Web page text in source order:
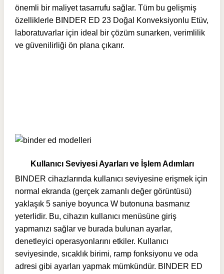
önemli bir maliyet tasarrufu sağlar. Tüm bu gelişmiş
özelliklerle BINDER ED 23 Doğal Konveksiyonlu Etüv,
laboratuvarlar için ideal bir çözüm sunarken, verimlilik
ve güvenilirliği ön plana çıkarır.
Kullanıcı Seviyesi Ayarları ve İşlem Adımları
BINDER cihazlarında kullanıcı seviyesine erişmek için
normal ekranda (gerçek zamanlı değer görüntüsü)
yaklaşık 5 saniye boyunca W butonuna basmanız
yeterlidir. Bu, cihazın kullanıcı menüsüne giriş
yapmanızı sağlar ve burada bulunan ayarlar,
denetleyici operasyonlarını etkiler. Kullanıcı
seviyesinde, sıcaklık birimi, ramp fonksiyonu ve oda
adresi gibi ayarları yapmak mümkündür. BINDER ED